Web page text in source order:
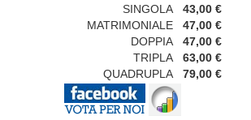
SINGOLA
43,00 €
MATRIMONIALE
47,00 €
DOPPIA
47,00 €
TRIPLA
63,00 €
QUADRUPLA
79,00 €